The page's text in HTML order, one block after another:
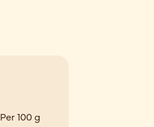
Per 100 g